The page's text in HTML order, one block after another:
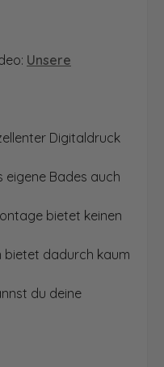
Unsere
Digitaldruck
eigene Bades auch
bietet keinen
bietet dadurch kaum
du deine